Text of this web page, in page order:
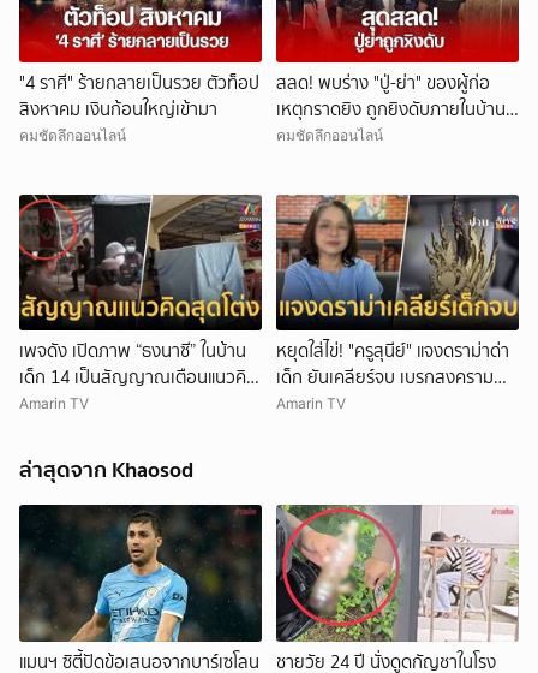
"4 ราศี" ร้ายกลายเป็นรวย ตัวท็อป
สิงหาคม เงินก้อนใหญ่เข้ามา
คมชัดลึกออนไลน์
สลด! พบร่าง "ปู่-ย่า" ของผู้ก่อ
เหตุกราดยิง ถูกยิงดับภายในบ้าน
พัก
คมชัดลึกออนไลน์
เพจดัง เปิดภาพ “ธงนาซี” ในบ้าน
เด็ก 14 เป็นสัญญาณเตือนแนวคิด
สุดโต่ง
Amarin TV
หยุดใส่ไข่! "ครูสุนีย์" แจงดราม่าด่า
เด็ก ยันเคลียร์จบ เบรกสงคราม
Gen
Amarin TV
ล่าสุดจาก Khaosod
แมนฯ ซิตี้ปัดข้อเสนอจากบาร์เซโลน
ชายวัย 24 ปี นั่งดูดกัญชาในโรง
ยกเลิก